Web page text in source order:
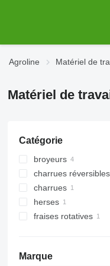
Agroline Matériel de
Matériel de
Catégorie
broyeurs
broyeurs pour
charrues réversibles
charrues
herses
herses rotatives
fraises rotatives
Marque